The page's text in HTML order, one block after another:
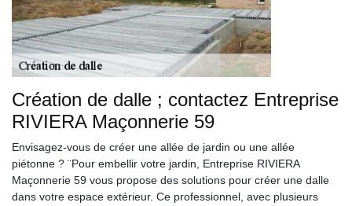
Création de dalle ; contactez Entreprise
RIVIERA Maçonnerie 59
Envisagez-vous de créer une allée de jardin ou une allée
piétonne ? ¨Pour embellir votre jardin, Entreprise RIVIERA
Maçonnerie 59 vous propose des solutions pour créer une dalle
dans votre espace extérieur. Ce professionnel, avec plusieurs